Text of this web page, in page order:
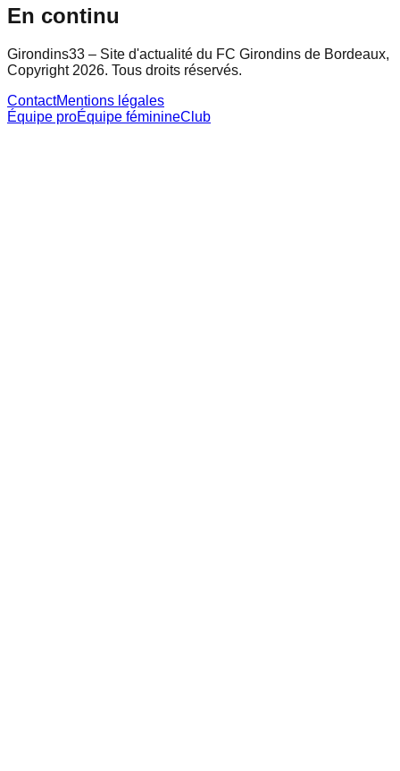
En continu
Girondins33 – Site d'actualité du FC Girondins de Bordeaux,
Copyright 2026. Tous droits réservés.
ContactMentions légales
Équipe proÉquipe féminineClub